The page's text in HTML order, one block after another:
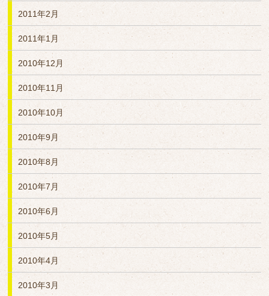
2011年2月
2011年1月
2010年12月
2010年11月
2010年10月
2010年9月
2010年8月
2010年7月
2010年6月
2010年5月
2010年4月
2010年3月